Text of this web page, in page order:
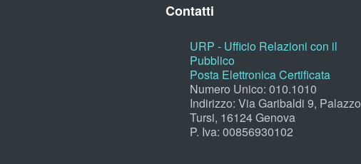
Contatti
URP - Ufficio Relazioni con il
Pubblico
Posta Elettronica Certificata
Numero Unico: 010.1010
Indirizzo: Via Garibaldi 9, Palazzo
Tursi, 16124 Genova
P. Iva: 00856930102